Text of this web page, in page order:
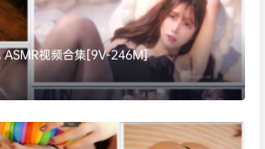
ASMR视频合集[9V-246M]